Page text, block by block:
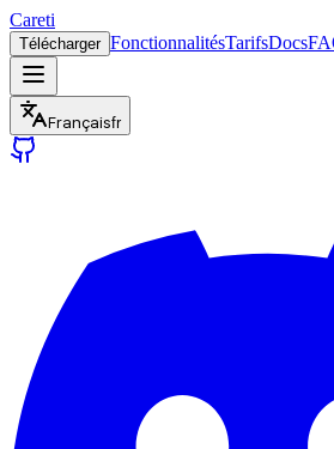
Careti
Télécharger FonctionnalitésTarifsDocs
Françaisfr